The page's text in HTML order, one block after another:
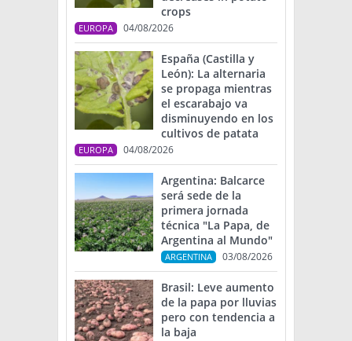
crops
EUROPA 04/08/2026
España (Castilla y
León): La alternaria
se propaga mientras
el escarabajo va
disminuyendo en los
cultivos de patata
EUROPA 04/08/2026
Argentina: Balcarce
será sede de la
primera jornada
técnica "La Papa, de
Argentina al Mundo"
ARGENTINA 03/08/2026
Brasil: Leve aumento
de la papa por lluvias
pero con tendencia a
la baja